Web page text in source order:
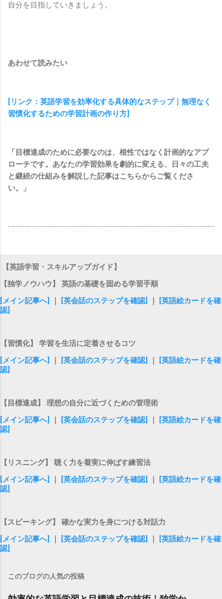
自分を目指していきましょう。
あわせて読みたい
[リンク：英語学習を効率化する具体的なステップ｜無理なく
習慣化するための学習計画の作り方]
「目標達成のために必要なのは、根性ではなく計画的なアプ
ローチです。あなたの学習効果を劇的に変える、日々の工夫
と継続の仕組みを解説した記事はこちらからご覧くださ
い。」
【英語学習・スキルアップガイド】
【独学ノウハウ】 英語の基礎を固める学習手順
[メイン記事へ]
[英会話のステップを確認]
[英語絵カードを確
認]
【習慣化】 学習を生活に定着させるコツ
[メイン記事へ]
[英会話のステップを確認]
[英語絵カードを確
認]
【目標達成】 理想の自分に近づくための管理術
[メイン記事へ]
[英会話のステップを確認]
[英語絵カードを確
認]
【リスニング】 聴く力を着実に伸ばす練習法
[メイン記事へ]
[英会話のステップを確認]
[英語絵カードを確
認]
【スピーキング】 確かな実力を身につける対話力
[メイン記事へ]
[英会話のステップを確認]
[英語絵カードを確
認]
このブログの人気の投稿